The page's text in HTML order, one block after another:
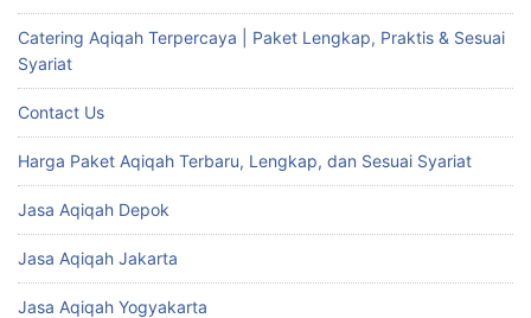
Catering Aqiqah Terpercaya | Paket Lengkap, Praktis & Sesuai
Syariat
Contact Us
Harga Paket Aqiqah Terbaru, Lengkap, dan Sesuai Syariat
Jasa Aqiqah Depok
Jasa Aqiqah Jakarta
Jasa Aqiqah Yogyakarta